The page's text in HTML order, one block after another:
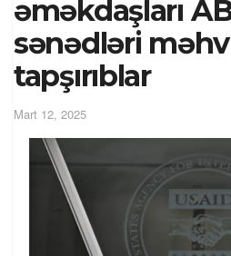
əməkdaşları
sənədləri
tapşırıblar
Mart 12, 2025